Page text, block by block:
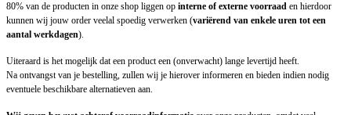
80% van de producten in onze shop liggen op interne of externe voorraad en hierdoor
kunnen wij jouw order veelal spoedig verwerken (variërend van enkele uren tot een
aantal werkdagen).
Uiteraard is het mogelijk dat een product een (onverwacht) lange levertijd heeft.
Na ontvangst van je bestelling, zullen wij je hierover informeren en bieden indien nodig
eventuele beschikbare alternatieven aan.